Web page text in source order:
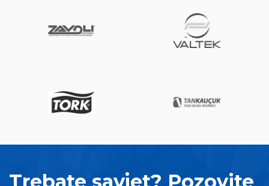
Trebate savjet? Pozovite